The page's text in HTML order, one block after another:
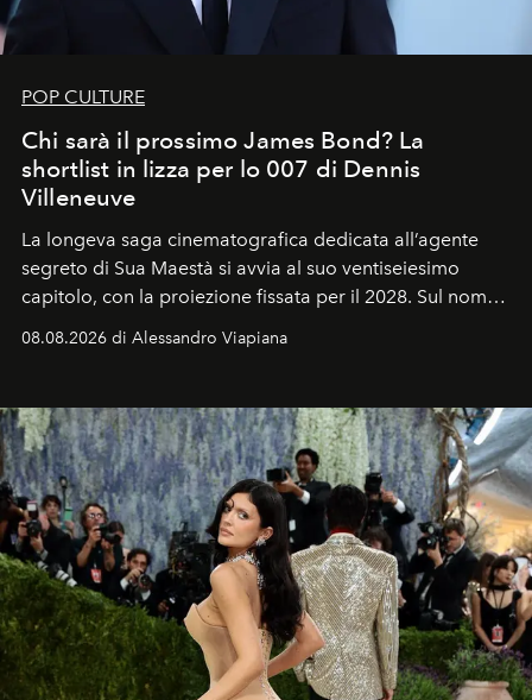
POP CULTURE
Chi sarà il prossimo James Bond? La
shortlist in lizza per lo 007 di Dennis
Villeneuve
La longeva saga cinematografica dedicata all’agente
segreto di Sua Maestà si avvia al suo ventiseiesimo
capitolo, con la proiezione fissata per il 2028. Sul nome
Craig, però, regna ancora il più assoluto riserbo.
08.08.2026 di Alessandro Viapiana